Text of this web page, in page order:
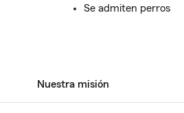
Se admiten perros
Nuestra misión